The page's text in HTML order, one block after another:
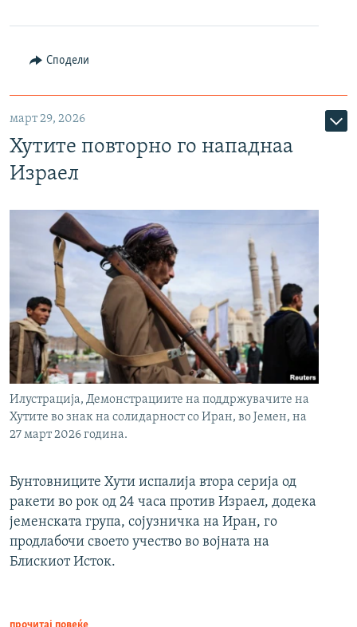
Сподели
март 29, 2026
Хутите повторно го нападнаа
Израел
Илустрација, Демонстрациите на поддржувачите на
Хутите во знак на солидарност со Иран, во Јемен, на
27 март 2026 година.
Бунтовниците Хути испалија втора серија од
ракети во рок од 24 часа против Израел, додека
јеменската група, сојузничка на Иран, го
продлабочи своето учество во војната на
Блискиот Исток.